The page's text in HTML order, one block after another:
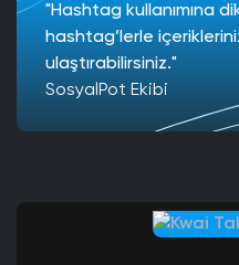
"Hashtag kullanımına
hashtag’lerle
ulaştırabilirsiniz."
SosyalPot Ekibi